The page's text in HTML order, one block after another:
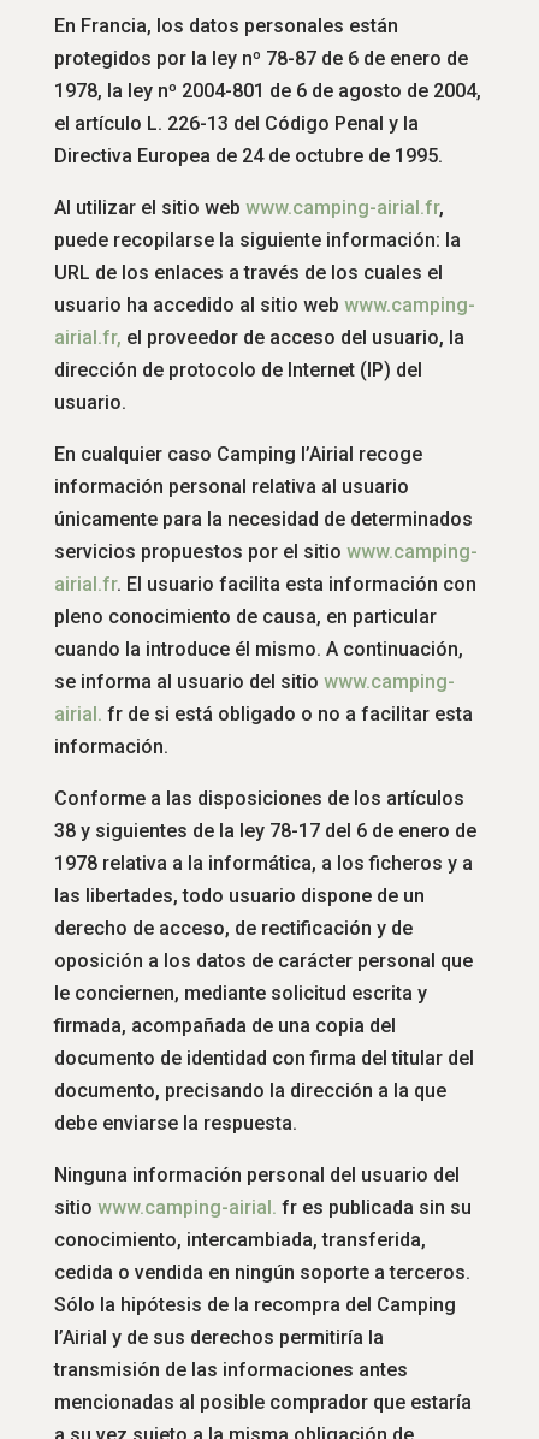
En Francia, los datos personales están
protegidos por la ley nº 78-87 de 6 de enero de
1978, la ley nº 2004-801 de 6 de agosto de 2004,
el artículo L. 226-13 del Código Penal y la
Directiva Europea de 24 de octubre de 1995.
Al utilizar el sitio web www.camping-airial.fr,
puede recopilarse la siguiente información: la
URL de los enlaces a través de los cuales el
usuario ha accedido al sitio web www.camping-
airial.fr, el proveedor de acceso del usuario, la
dirección de protocolo de Internet (IP) del
usuario.
En cualquier caso Camping l’Airial recoge
información personal relativa al usuario
únicamente para la necesidad de determinados
servicios propuestos por el sitio www.camping-
airial.fr. El usuario facilita esta información con
pleno conocimiento de causa, en particular
cuando la introduce él mismo. A continuación,
se informa al usuario del sitio www.camping-
airial. fr de si está obligado o no a facilitar esta
información.
Conforme a las disposiciones de los artículos
38 y siguientes de la ley 78-17 del 6 de enero de
1978 relativa a la informática, a los ficheros y a
las libertades, todo usuario dispone de un
derecho de acceso, de rectificación y de
oposición a los datos de carácter personal que
le conciernen, mediante solicitud escrita y
firmada, acompañada de una copia del
documento de identidad con firma del titular del
documento, precisando la dirección a la que
debe enviarse la respuesta.
Ninguna información personal del usuario del
sitio www.camping-airial. fr es publicada sin su
conocimiento, intercambiada, transferida,
cedida o vendida en ningún soporte a terceros.
Sólo la hipótesis de la recompra del Camping
l’Airial y de sus derechos permitiría la
transmisión de las informaciones antes
mencionadas al posible comprador que estaría